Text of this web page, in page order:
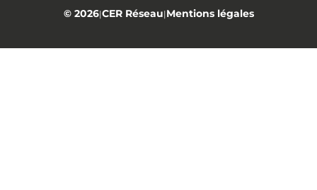
© 2026|CER Réseau|Mentions légales